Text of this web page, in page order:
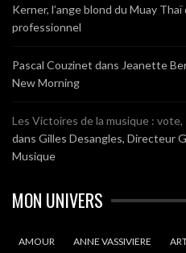
Kerner, l’ange blond du Muay
professionnel
Pascal Couzinet dans Jeanette
New Morning
Les Victoires de la musique :
dans Gilles Desangles, Directeur
Musique
MON UNIVERS
AMOUR ANNE VASSIVIERE